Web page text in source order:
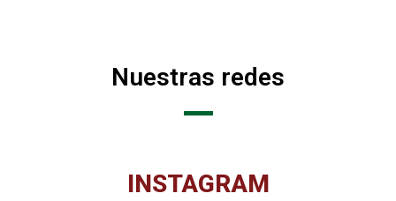
Nuestras redes
INSTAGRAM